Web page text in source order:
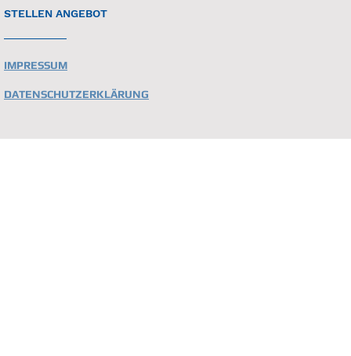
STELLEN ANGEBOT
IMPRESSUM
DATENSCHUTZERKLÄRUNG